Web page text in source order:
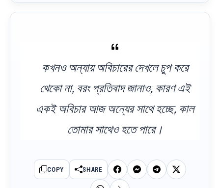
কখনও অন্যায় অবিচারের দেখলে চুপ করে
থেকো না, বরং প্রতিবাদ জানাও, কারণ এই
একই অবিচার আজ অন্যের সাথে হচ্ছে, কাল
তোমার সাথেও হতে পারে।
COPY SHARE